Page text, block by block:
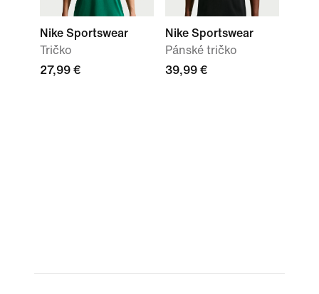
Nike Sportswear
Tričko
27,99 €
Nike Sportswear
Pánské tričko
39,99 €